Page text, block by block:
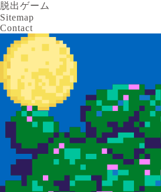
脱出ゲーム
Sitemap
Contact